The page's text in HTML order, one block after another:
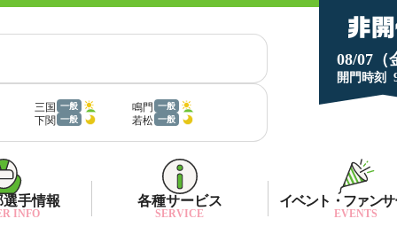
08/07（
開門時刻
三国 一般 鳴門 一般
下関 一般 若松 一般
手情報
INFO
各種サービス
SERVICE
イベント・ファン
EVENTS